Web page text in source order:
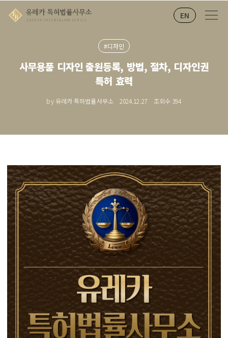
EN
#디자인
사무용품 디자인 출원등록, 방법, 절차, 디자인권
특허 효력
by 유레카 특허법률사무소 2024.12.27 조회수 394